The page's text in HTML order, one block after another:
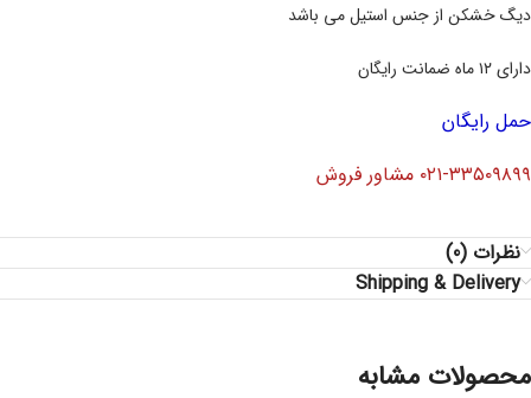
دیگ خشکن از جنس استیل می باشد
دارای ۱۲ ماه ضمانت رایگان
حمل رایگان
۰۲۱-۳۳۵۰۹۸۹۹ مشاور فروش
نظرات (0)
Shipping & Delivery
محصولات مشابه